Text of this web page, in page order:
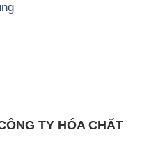
TY HÓA CHẤT